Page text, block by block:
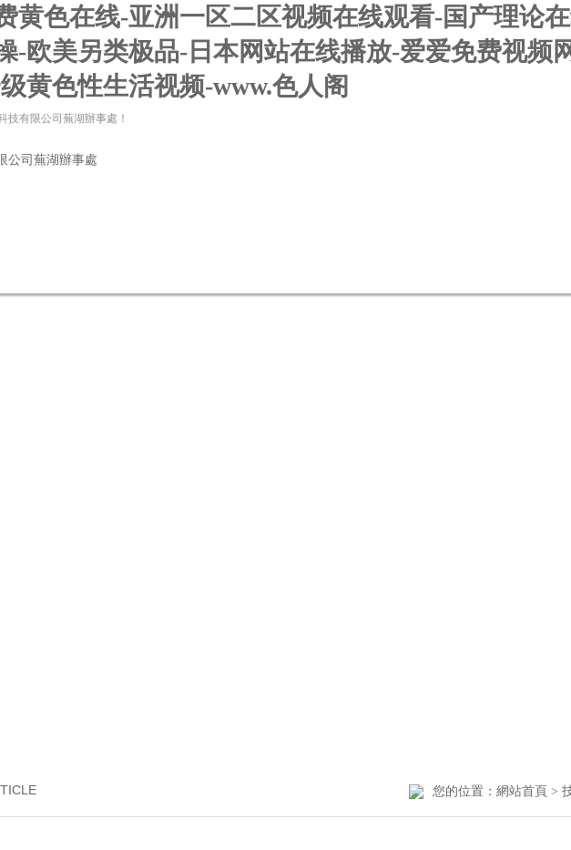
黄色在线-亚洲一区二区视频在线观看-国产理论
-欧美另类极品-日本网站在线播放-爱爱免费视频
黄色性生活视频-www.色人阁
技有限公司蕪湖辦事處！
您的位置： 網站首頁 >